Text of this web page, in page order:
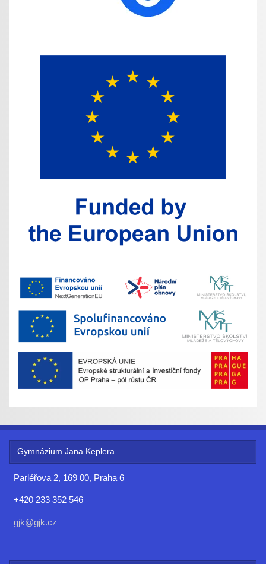
Gymnázium Jana Keplera
Parléřova 2, 169 00, Praha 6
+420 233 352 546
gjk@gjk.cz